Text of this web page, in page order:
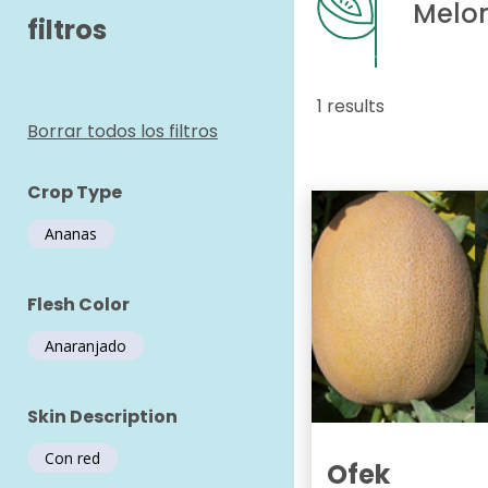
filtros
Borrar todos los filtros
Crop Type
Ananas
Flesh Color
Anaranjado
Skin Description
Con red
1 results
Ofek